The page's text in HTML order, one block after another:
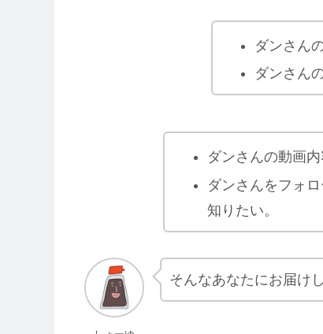
ダンさん
ダンさん
ダンさんの動画
ダンさんをフォ
知りたい。
そんなあなたにお届けし